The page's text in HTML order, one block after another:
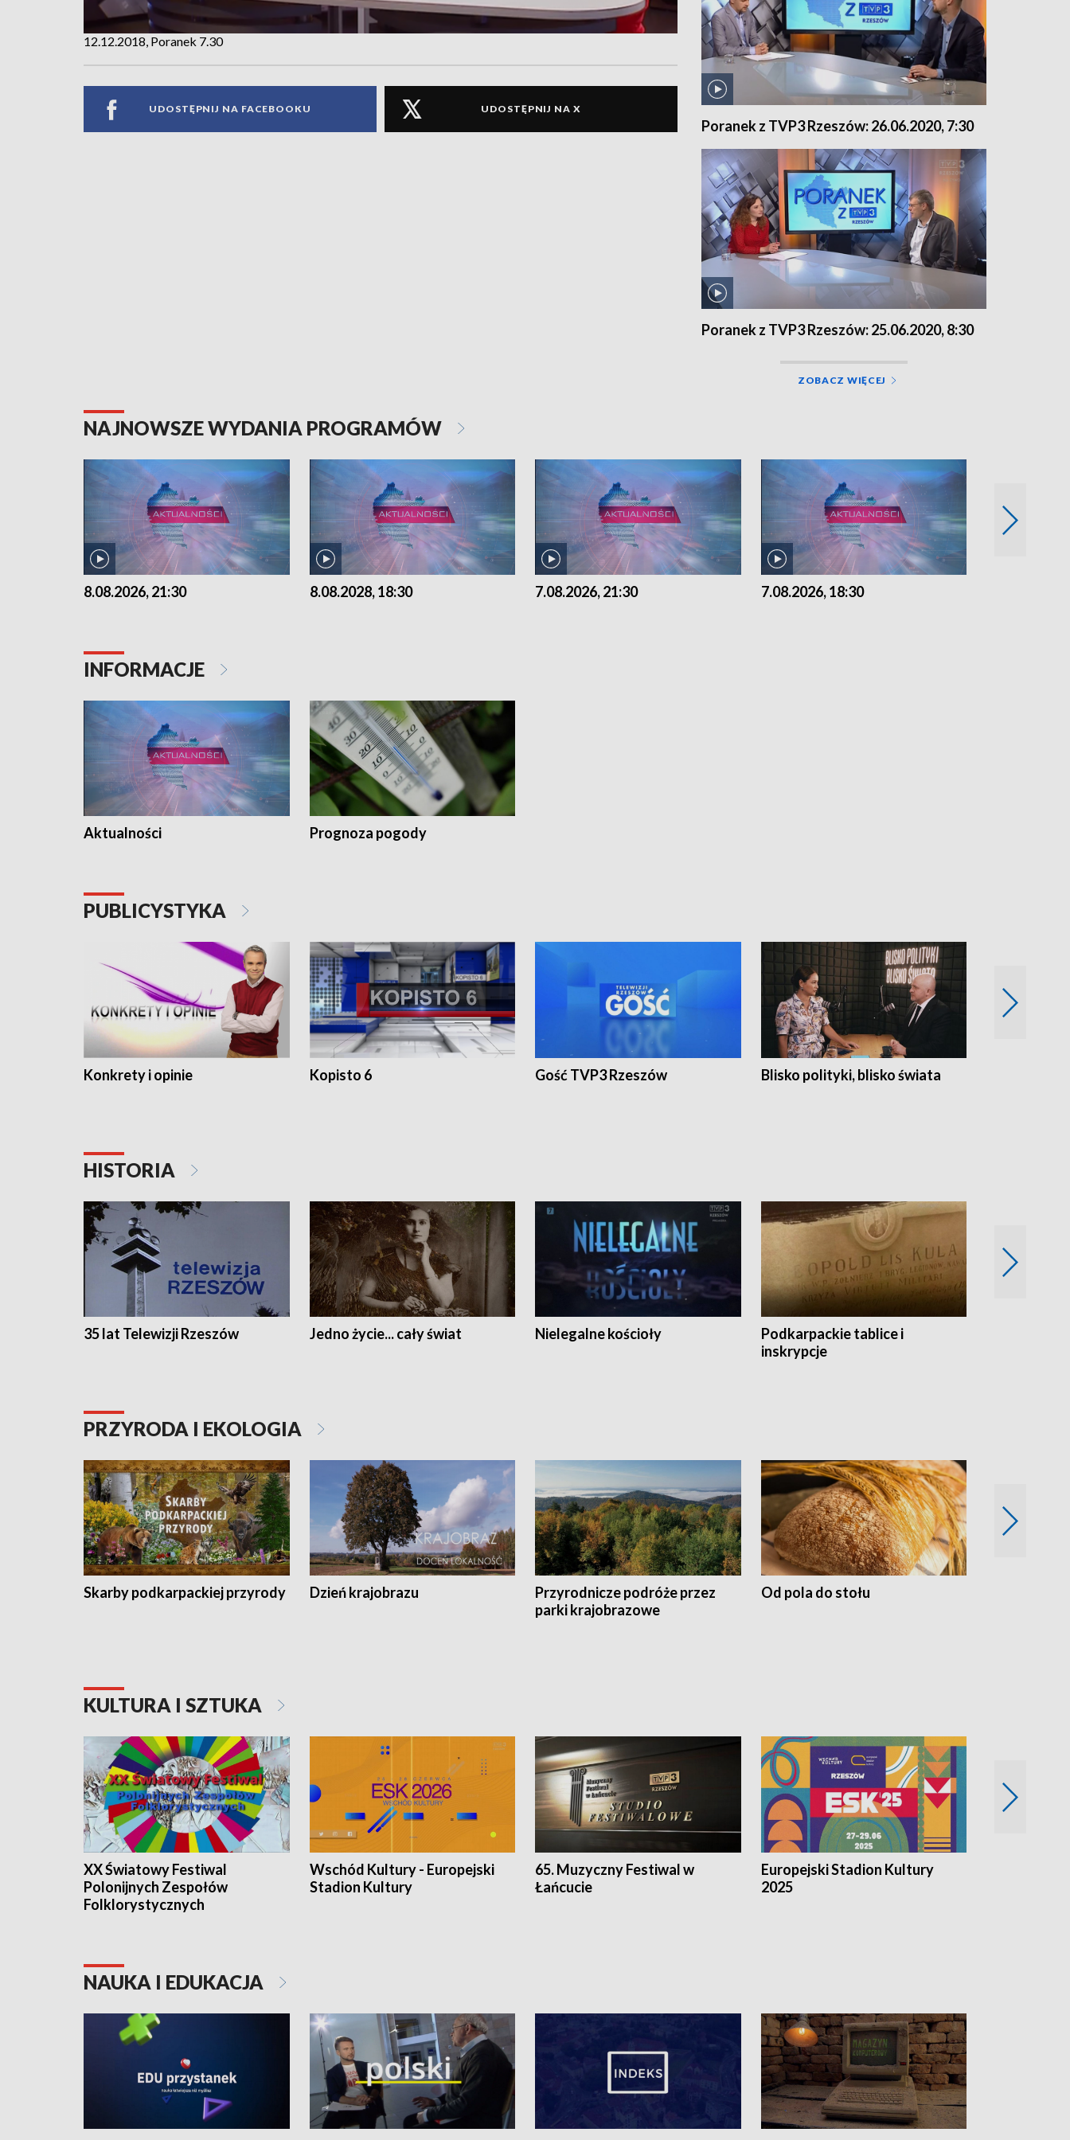
12.12.2018, Poranek 7.30
UDOSTĘPNIJ NA FACEBOOKU UDOSTĘPNIJ NA X
Poranek z TVP3 Rzeszów: 26.06.2020, 7:30
Poranek z TVP3 Rzeszów: 25.06.2020, 8:30
ZOBACZ WIĘCEJ
NAJNOWSZE WYDANIA PROGRAMÓW
8.08.2026, 21:30 8.08.2028, 18:30 7.08.2026, 21:30 7.08.2026, 18:30
INFORMACJE
Aktualności Prognoza pogody
PUBLICYSTYKA
Konkrety i opinie Kopisto 6 Gość TVP3 Rzeszów Blisko polityki, blisko świata
HISTORIA
35 lat Telewizji Rzeszów Jedno życie... cały świat Nielegalne kościoły
Podkarpackie tablice i
inskrypcje
PRZYRODA I EKOLOGIA
Skarby podkarpackiej przyrody Dzień krajobrazu
Przyrodnicze podróże przez
parki krajobrazowe
Od pola do stołu
KULTURA I SZTUKA
XX Światowy Festiwal
Polonijnych Zespołów
Folklorystycznych
Wschód Kultury - Europejski
Stadion Kultury
65. Muzyczny Festiwal w
Łańcucie
Europejski Stadion Kultury
2025
NAUKA I EDUKACJA